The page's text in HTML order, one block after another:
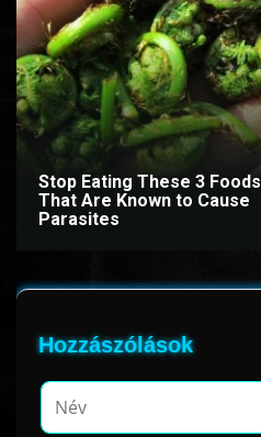
Stop Eating These 3 Foods
That Are Known to Cause
Parasites
Hozzászólások